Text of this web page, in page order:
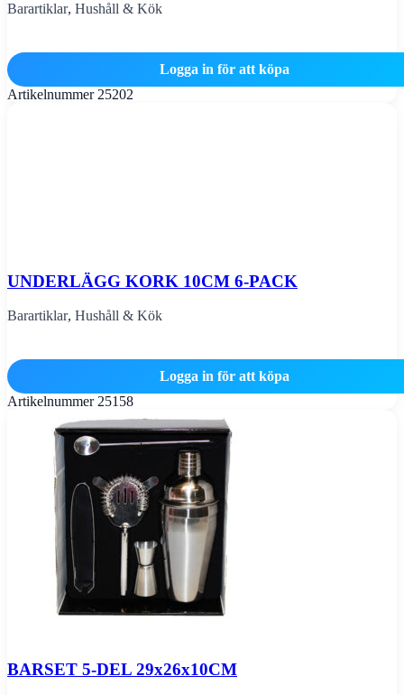
Barartiklar, Hushåll & Kök
Logga in för att köpa
Artikelnummer 25202
UNDERLÄGG KORK 10CM 6-PACK
Barartiklar, Hushåll & Kök
Logga in för att köpa
Artikelnummer 25158
BARSET 5-DEL 29x26x10CM